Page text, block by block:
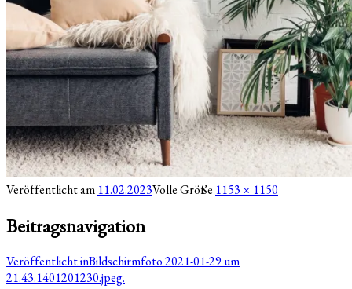
Veröffentlicht am 11.02.2023Volle Größe 1153 × 1150
Beitragsnavigation
Veröffentlicht inBildschirmfoto 2021-01-29 um
21.43.1401201230.jpeg.